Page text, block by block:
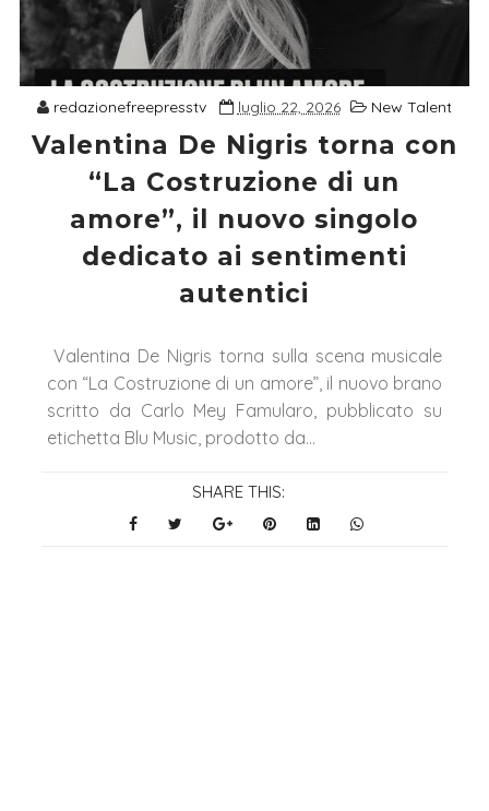
redazionefreepresstv luglio 22, 2026 New Talent
Valentina De Nigris torna con
“La Costruzione di un
amore”, il nuovo singolo
dedicato ai sentimenti
autentici
Valentina De Nigris torna sulla scena musicale
con “La Costruzione di un amore”, il nuovo brano
scritto da Carlo Mey Famularo, pubblicato su
etichetta Blu Music, prodotto da...
SHARE THIS: